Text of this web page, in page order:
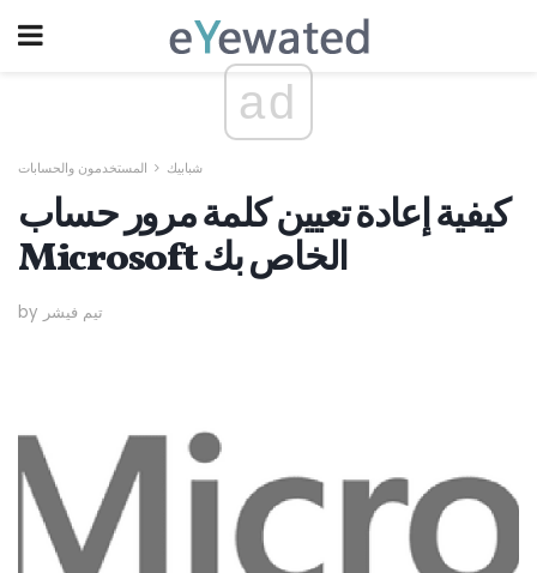
ad
شبابيك المستخدمون والحسابات
كيفية إعادة تعيين كلمة مرور حساب
Microsoft الخاص بك
by تيم فيشر